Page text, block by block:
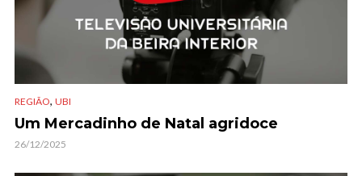
REGIÃO, UBI
Um Mercadinho de Natal agridoce
26/12/2025